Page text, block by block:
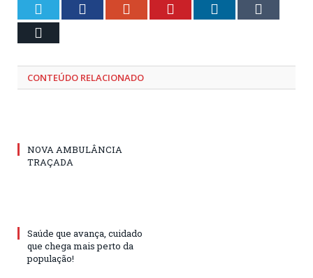
Twitter Facebook Google+ Pinterest LinkedIn
CONTEÚDO RELACIONADO
NOVA AMBULÂNCIA
TRAÇADA
Saúde que avança, cuidado
que chega mais perto da
população!